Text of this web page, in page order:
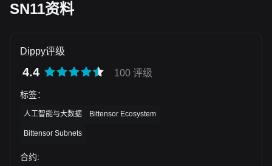
SN11资料
Dippy评级
4.4 100 评级
标签：
人工智能与大数据 Bittensor Ecosystem
Bittensor Subnets
合约: